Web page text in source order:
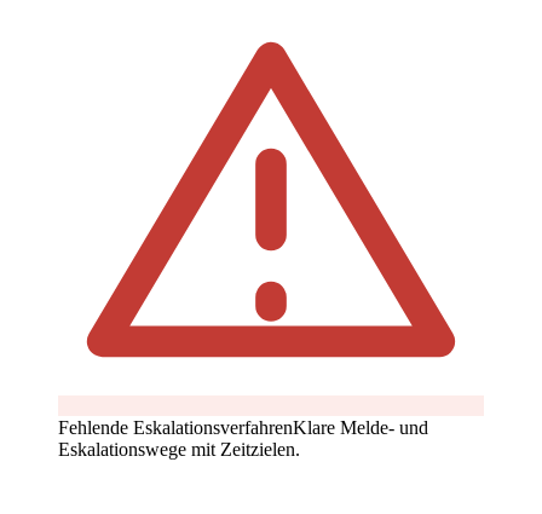
Fehlende EskalationsverfahrenKlare Melde- und
Eskalationswege mit Zeitzielen.